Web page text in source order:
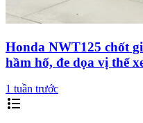
Honda NWT125 chốt
hầm hố, đe dọa vị thế
1 tuần trước
format_list_bulleted